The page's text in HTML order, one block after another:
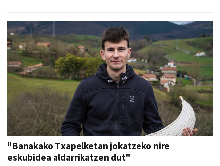
"Banakako Txapelketan jokatzeko nire
eskubidea aldarrikatzen dut"